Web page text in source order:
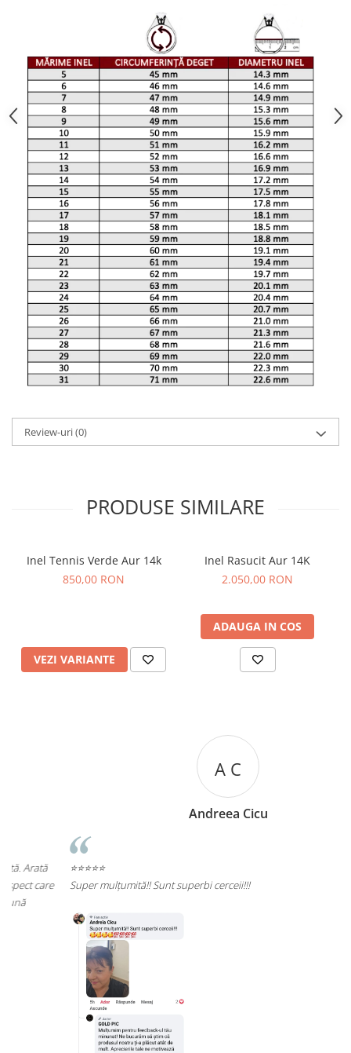
Review-uri(0)
PRODUSE SIMILARE
Inel Tennis Verde Aur 14k
850,00 RON
VEZI VARIANTE
Inel Rasucit Aur 14K
2.050,00 RON
ADAUGA IN COS
Andreea Cicu
⭐⭐⭐⭐⭐
Super mulțumită!! Sunt superbi cerceii!!!